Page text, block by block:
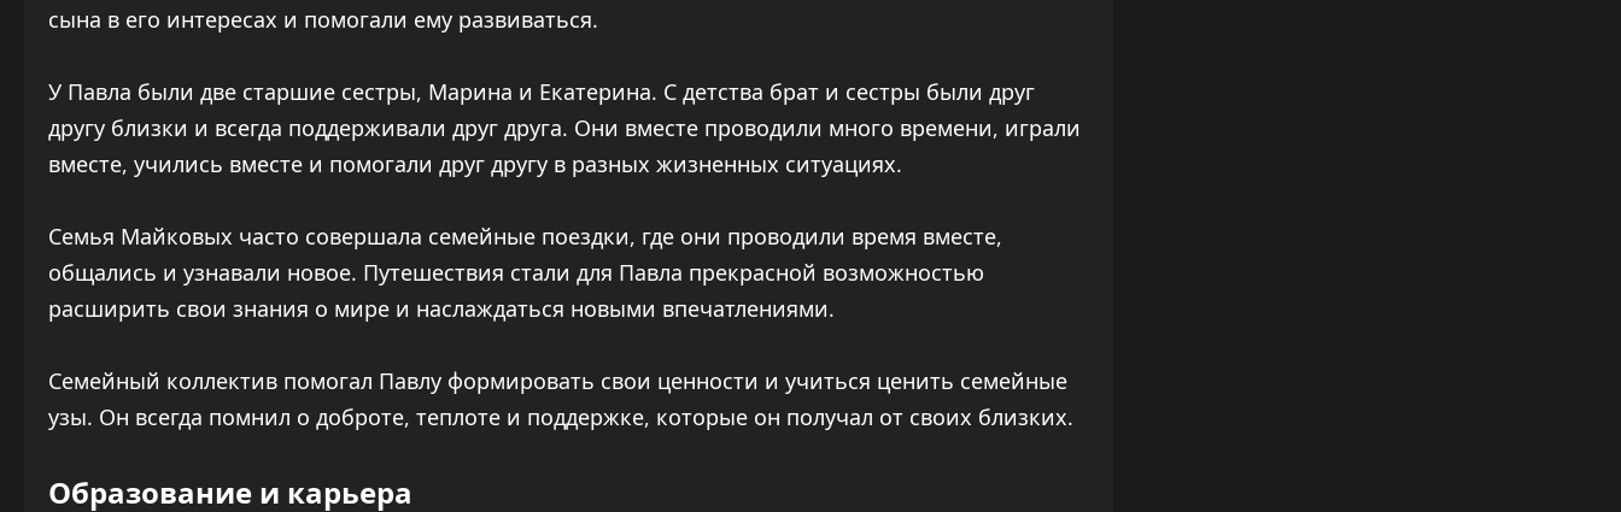
сына в его интересах и помогали ему развиваться.
У Павла были две старшие сестры, Марина и Екатерина. С детства брат и сестры были друг
другу близки и всегда поддерживали друг друга. Они вместе проводили много времени, играли
вместе, учились вместе и помогали друг другу в разных жизненных ситуациях.
Семья Майковых часто совершала семейные поездки, где они проводили время вместе,
общались и узнавали новое. Путешествия стали для Павла прекрасной возможностью
расширить свои знания о мире и наслаждаться новыми впечатлениями.
Семейный коллектив помогал Павлу формировать свои ценности и учиться ценить семейные
узы. Он всегда помнил о доброте, теплоте и поддержке, которые он получал от своих близких.
Образование и карьера